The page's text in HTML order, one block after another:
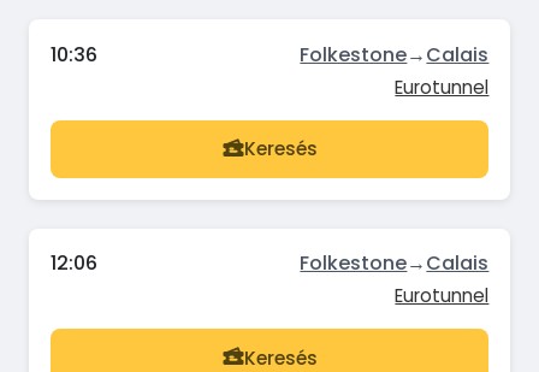
10:36 Folkestone→Calais
Eurotunnel
Keresés
12:06 Folkestone→Calais
Eurotunnel
Keresés